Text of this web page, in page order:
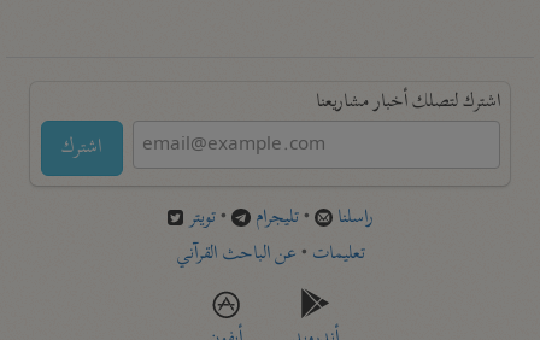
اشترك لتصلك أخبار مشاريعنا
اشترك
راسلنا •تليجرام •تويتر
تعليمات •عن الباحث القرآني